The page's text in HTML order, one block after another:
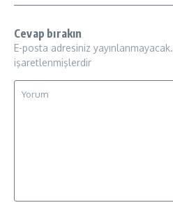
Cevap bırakın
E-posta adresiniz yayınlanmayacak.
işaretlenmişlerdir